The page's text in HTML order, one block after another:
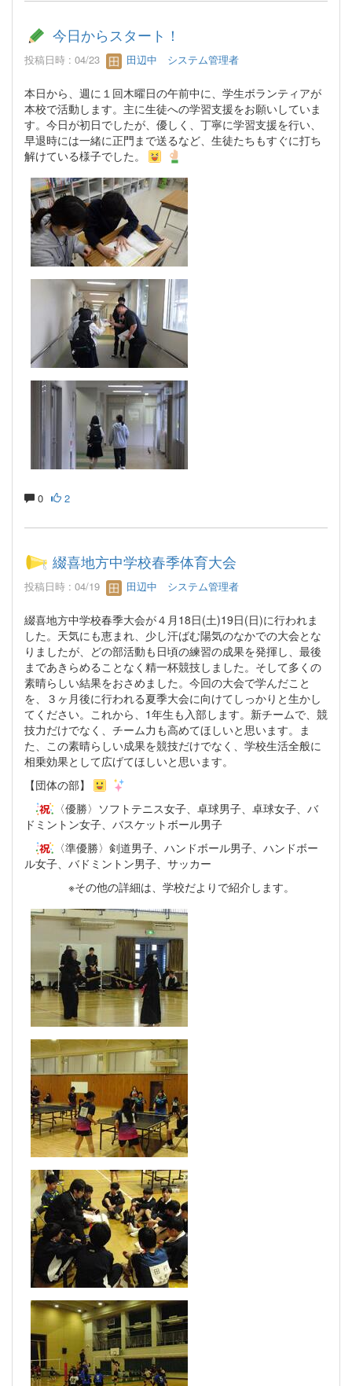
今日からスタート！
投稿日時 : 04/23 田辺中 システム管理者
本日から、週に１回木曜日の午前中に、学生ボランティアが
本校で活動します。主に生徒への学習支援をお願いしていま
す。今日が初日でしたが、優しく、丁寧に学習支援を行い、
早退時には一緒に正門まで送るなど、生徒たちもすぐに打ち
解けている様子でした。
0 2
綴喜地方中学校春季体育大会
投稿日時 : 04/19 田辺中 システム管理者
綴喜地方中学校春季大会が４月18日(土)19日(日)に行われま
した。天気にも恵まれ、少し汗ばむ陽気のなかでの大会とな
りましたが、どの部活動も日頃の練習の成果を発揮し、最後
まであきらめることなく精一杯競技しました。そして多くの
素晴らしい結果をおさめました。今回の大会で学んだこと
を、３ヶ月後に行われる夏季大会に向けてしっかりと生かし
てください。これから、1年生も入部します。新チームで、競
技力だけでなく、チーム力も高めてほしいと思います。ま
た、この素晴らしい成果を競技だけでなく、学校生活全般に
相乗効果として広げてほしいと思います。
【団体の部】
〈優勝〉ソフトテニス女子、卓球男子、卓球女子、バ
ドミントン女子、バスケットボール男子
〈準優勝〉剣道男子、ハンドボール男子、ハンドボー
ル女子、バドミントン男子、サッカー
※その他の詳細は、学校だよりで紹介します。